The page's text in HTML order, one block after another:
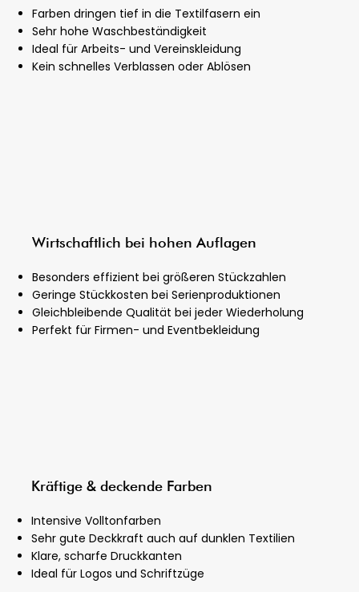
Farben dringen tief in die Textilfasern ein
Sehr hohe Waschbeständigkeit
Ideal für Arbeits- und Vereinskleidung
Kein schnelles Verblassen oder Ablösen
Wirtschaftlich bei hohen Auflagen
Besonders effizient bei größeren Stückzahlen
Geringe Stückkosten bei Serienproduktionen
Gleichbleibende Qualität bei jeder Wiederholung
Perfekt für Firmen- und Eventbekleidung
Kräftige & deckende Farben
Intensive Volltonfarben
Sehr gute Deckkraft auch auf dunklen Textilien
Klare, scharfe Druckkanten
Ideal für Logos und Schriftzüge